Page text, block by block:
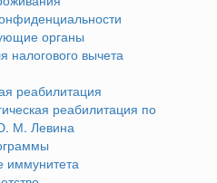
органы
налогового вычета
реабилитация
реабилитация по
М. Левина
иммунитета
экраном